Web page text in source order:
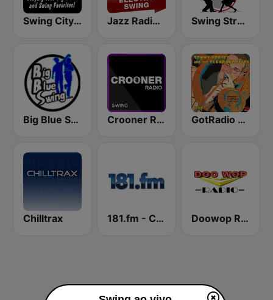
Swing City Radio Jazz Radio Electro Swing Swing Street Radio
Big Blue Swing Radio Crooner Radio Swing GotRadio - Big Band Land
Chilltrax 181.fm - Christmas Swing Doowop Radio